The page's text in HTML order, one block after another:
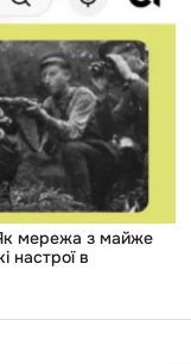
мережа з майже
настрої в